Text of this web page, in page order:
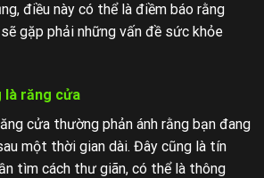
điều này có thể là điềm báo rằng
gặp phải những vấn đề sức khỏe
là răng cửa
cửa thường phản ánh rằng bạn đang
một thời gian dài. Đây cũng là tín
tìm cách thư giãn, có thể là thông